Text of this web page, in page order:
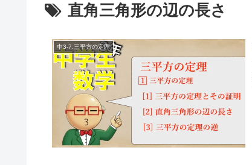
直角三角形の辺の長さ
中3-7.三平方の定理